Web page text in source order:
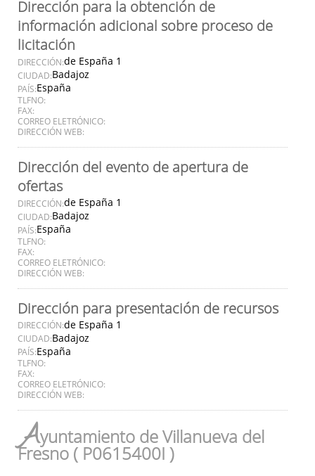
Dirección para la obtención de
información adicional sobre proceso de
licitación
DIRECCIÓN:de España 1
CIUDAD:Badajoz
PAÍS:España
TLFNO:
FAX:
CORREO ELETRÓNICO:
DIRECCIÓN WEB:
Dirección del evento de apertura de
ofertas
DIRECCIÓN:de España 1
CIUDAD:Badajoz
PAÍS:España
TLFNO:
FAX:
CORREO ELETRÓNICO:
DIRECCIÓN WEB:
Dirección para presentación de recursos
DIRECCIÓN:de España 1
CIUDAD:Badajoz
PAÍS:España
TLFNO:
FAX:
CORREO ELETRÓNICO:
DIRECCIÓN WEB:
Ayuntamiento de Villanueva del
Fresno ( P0615400I )